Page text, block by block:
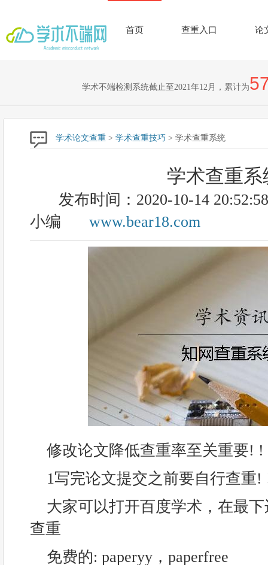
首页 查重入口 论
学术不端检测系统截止至2021年12月，累计为
学术论文查重 > 学术查重技巧 > 学术查重系统
学术查重系
发布时间：2020-10-14 20:52:58
小编
www.bear18.com
修改论文降低查重率至关重要! !
1写完论文提交之前要自行查重
大家可以打开百度学术，在最
查重
免费的: paperyy，paperfree